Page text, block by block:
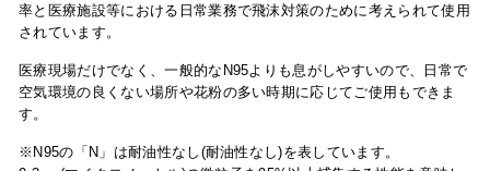
率と医療施設等における日常業務で飛沫対策のために考えられて使用
されています。
医療現場だけでなく、一般的なN95よりも息がしやすいので、日常で
空気環境の良くない場所や花粉の多い時期に応じてご使用もできま
す。
※N95の「N」は耐油性なし(耐油性なし)を表しています。